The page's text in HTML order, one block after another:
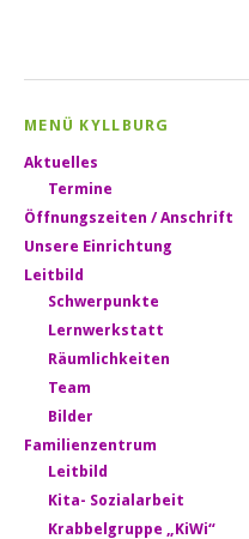
MENÜ KYLLBURG
Aktuelles
Termine
Öffnungszeiten / Anschrift
Unsere Einrichtung
Leitbild
Schwerpunkte
Lernwerkstatt
Räumlichkeiten
Team
Bilder
Familienzentrum
Leitbild
Kita- Sozialarbeit
Krabbelgruppe „KiWi“